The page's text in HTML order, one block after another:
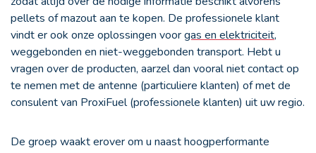
pellets of mazout aan te kopen. De professionele klant
vindt er ook onze oplossingen voorgas en elektriciteit,
weggebonden en niet-weggebonden transport. Hebt u
vragen over de producten, aarzel dan vooral niet contact op
te nemen met de antenne (particuliere klanten) of met de
consulent van ProxiFuel (professionele klanten) uit uw regio.
De groep waakt erover om u naast hoogperformante